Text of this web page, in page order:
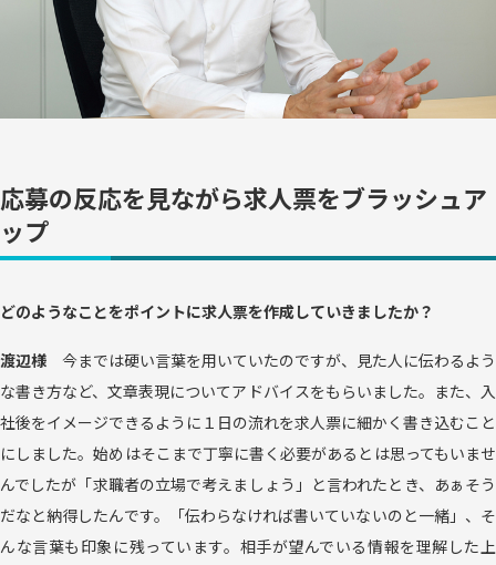
応募の反応を見ながら求人票をブラッシュア
ップ
どのようなことをポイントに求人票を作成していきましたか？
渡辺様
今までは硬い言葉を用いていたのですが、見た人に伝わるよう
な書き方など、文章表現についてアドバイスをもらいました。また、入
社後をイメージできるように１日の流れを求人票に細かく書き込むこと
にしました。始めはそこまで丁寧に書く必要があるとは思ってもいませ
んでしたが「求職者の立場で考えましょう」と言われたとき、あぁそう
だなと納得したんです。「伝わらなければ書いていないのと一緒」、そ
んな言葉も印象に残っています。相手が望んでいる情報を理解した上